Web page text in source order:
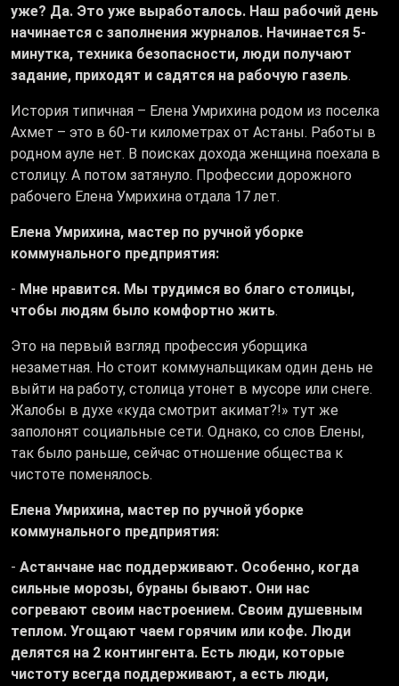
уже? Да. Это уже выработалось. Наш рабочий день
начинается с заполнения журналов. Начинается 5-
минутка, техника безопасности, люди получают
задание, приходят и садятся на рабочую газель.
История типичная – Елена Умрихина родом из поселка
Ахмет – это в 60-ти километрах от Астаны. Работы в
родном ауле нет. В поисках дохода женщина поехала в
столицу. А потом затянуло. Профессии дорожного
рабочего Елена Умрихина отдала 17 лет.
Елена Умрихина, мастер по ручной уборке
коммунального предприятия:
- Мне нравится. Мы трудимся во благо столицы,
чтобы людям было комфортно жить.
Это на первый взгляд профессия уборщика
незаметная. Но стоит коммунальщикам один день не
выйти на работу, столица утонет в мусоре или снеге.
Жалобы в духе «куда смотрит акимат?!» тут же
заполонят социальные сети. Однако, со слов Елены,
так было раньше, сейчас отношение общества к
чистоте поменялось.
Елена Умрихина, мастер по ручной уборке
коммунального предприятия:
- Астанчане нас поддерживают. Особенно, когда
сильные морозы, бураны бывают. Они нас
согревают своим настроением. Своим душевным
теплом. Угощают чаем горячим или кофе. Люди
делятся на 2 контингента. Есть люди, которые
чистоту всегда поддерживают, а есть люди,